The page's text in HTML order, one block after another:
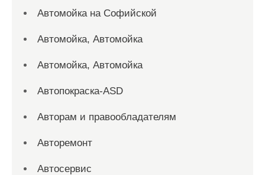
Автомойка на Софийской
Автомойка, Автомойка
Автомойка, Автомойка
Автопокраска-ASD
Авторам и правообладателям
Авторемонт
Автосервис